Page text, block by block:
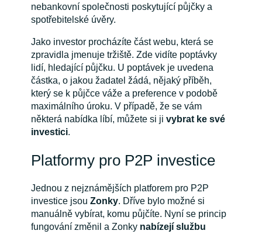
nebankovní společnosti poskytující půjčky a
spotřebitelské úvěry.
Jako investor procházíte část webu, která se
zpravidla jmenuje tržiště. Zde vidíte poptávky
lidí, hledající půjčku. U poptávek je uvedena
částka, o jakou žadatel žádá, nějaký příběh,
který se k půjčce váže a preference v podobě
maximálního úroku. V případě, že se vám
některá nabídka líbí, můžete si ji vybrat ke své
investici.
Platformy pro P2P investice
Jednou z nejznámějších platforem pro P2P
investice jsou Zonky. Dříve bylo možné si
manuálně vybírat, komu půjčíte. Nyní se princip
fungování změnil a Zonky nabízejí službu